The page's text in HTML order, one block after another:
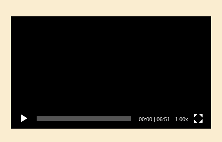
00:00| 06:51 1.00x